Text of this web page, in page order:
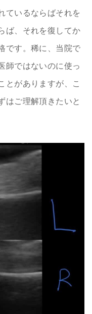
ているならばそれを
ば、それを復してか
です。稀に、当院で
師ではないのに使っ
とがありますが、こ
はご理解頂きたいと